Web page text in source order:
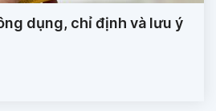
dụng, chỉ định và lưu ý